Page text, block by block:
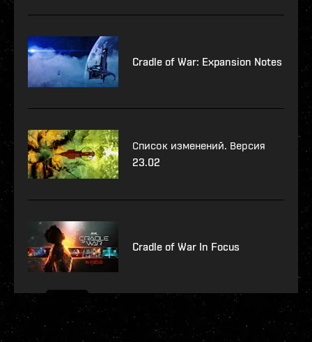
Cradle of War: Expansion Notes
Список изменений. Версия
23.02
Cradle of War In Focus